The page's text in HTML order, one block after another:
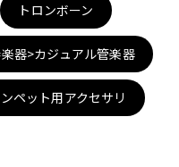
楽器アクセサリ
ヴィンテージ
トロンボーン
器>カジュアル管楽器
ペット用アクセサリ